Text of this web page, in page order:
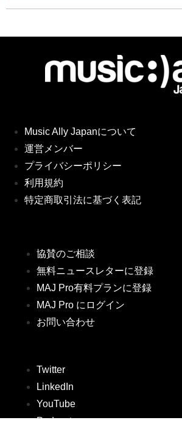
Music Ally Japanについて
運営メンバー
プライバシーポリシー
利用規約
特定商取引法に基づく表記
協賛のご相談
無料ニュースレターに登録
MAJ Pro有料プランに登録
MAJ Pro にログイン
お問い合わせ
Twitter
LinkedIn
YouTube
Podcast